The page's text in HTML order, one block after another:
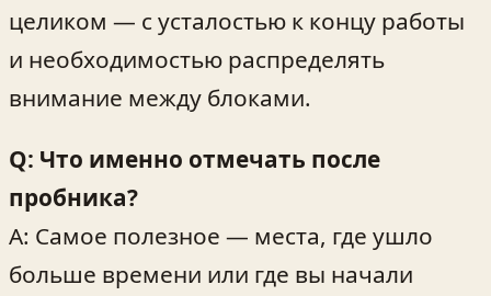
целиком — с усталостью к концу работы
и необходимостью распределять
внимание между блоками.
Q: Что именно отмечать после
пробника?
A: Самое полезное — места, где ушло
больше времени или где вы начали